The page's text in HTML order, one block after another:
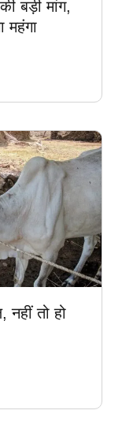
बड़ी मांग,
महंगा
तो हो